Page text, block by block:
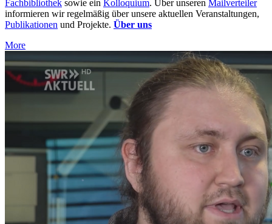
Fachbibliothek sowie ein Kolloquium. Über unseren Mailverteiler
informieren wir regelmäßig über unsere aktuellen Veranstaltungen,
Publikationen und Projekte. Über uns
More